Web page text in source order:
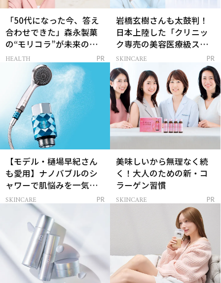
「50代になった今、答え
合わせできた」森永製菓
の“モリコラ”が未来のキ
レイを連れてくる！
HEALTH PR
岩橋玄樹さんも太鼓判！
日本上陸した「クリニッ
ク専売の美容医療級スキ
ンケア」
SKINCARE PR
【モデル・樋場早紀さん
も愛用】ナノバブルのシ
ャワーで肌悩みを一気に
解決
SKINCARE PR
美味しいから無理なく続
く！大人のための新・コ
ラーゲン習慣
SKINCARE PR